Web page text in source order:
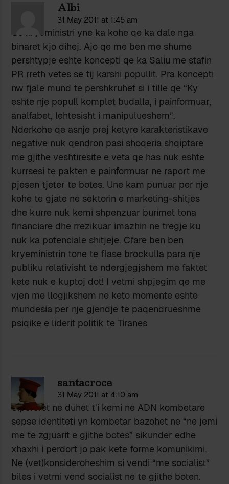
Albi
31 May 2011 at 1:45 am
Qe kryeministri yne ka kohe qe ka dale nga
binaret kjo dihej. Ajo qe me ben me shume
pershtypje eshte koncepti qe ka Saliu me stafin
PR rreth vetes se tij karshi popullit. Pra koncepti
nw fjale mund te pershkruhet si i tille qe “Ky
eshte nje popull komplet budalla, i painformuar,
analfabet, lehtesisht i manipulueshem”.
Nderkohe qe asnje prej ketyre karakteristikave
negative nuk qendron pasi shoqeria shqiptare
me gjithe veshtiresite e veta qe has nuk eshte
kurrsesi te pakten e painformuar ne raport me
pjesen tjeter te botes. Une kam punuar per nje
kohe te gjate ne sektorin e marketing-shitjes
dhe kurre nuk kemi shpenzuar burimet tona
financiare dhe rrezikuar imazhin ne tregje ku
nuk ka potenciale shitjeje. Cfare ben ben
kryeministrin tone te flase brockulla para nje
publiku relativisht te ndergjegjshem me faktet
kete nuk e kuptoj dot! I vetmi shpjegim qe me
vjen me llogjikshem ne keto momente eshte
mundesia per nje gjendje te paqendrueshme
psiqike e liderit politik te Tiranes
santacroce
31 May 2011 at 4:10 am
Siperoret ne duhet t’i kemi ne ADN kombetare
sepse identiteti yn kombetar bazohet ne “ne jemi
me te zgjuarit e gjithe botes” sikunder edhe
xhaxhi i perdort jo pak kete forme komunikimi.
Ne (vet)konsideroheshim si vendi “me socialist”
biles i vetmi vend socialist ne te gjithe boten.